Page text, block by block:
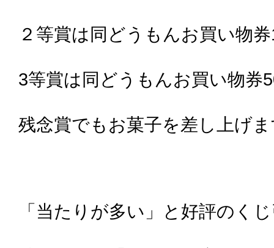
２等賞は同どうもんお買い物
3等賞は同どうもんお買い物券
残念賞でもお菓子を差し上げ
「当たりが多い」と好評のく